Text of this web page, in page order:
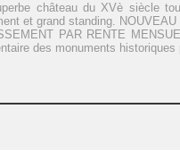
château du XVè siècle
et grand standing.
PAR RENTE
des monuments historiques